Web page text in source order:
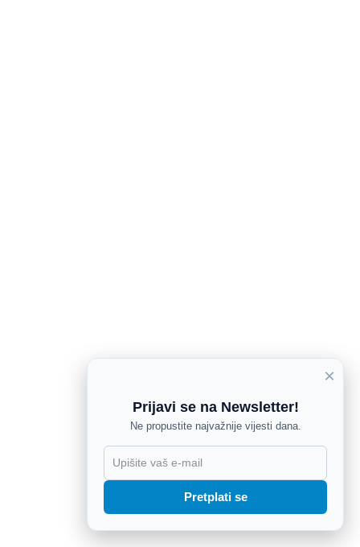
×
Prijavi se na Newsletter!
Ne propustite najvažnije vijesti dana.
Pretplati se